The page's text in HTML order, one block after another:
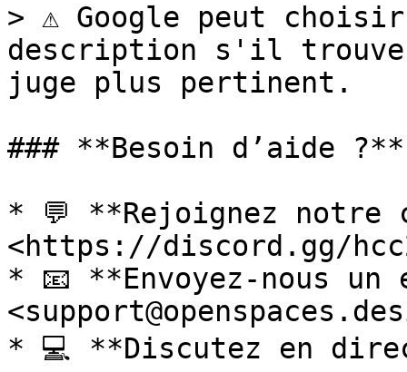
> ⚠️ Google peut
description s'il
juge plus pertinent.
### **Besoin d’aide ?**
* 💬 **Rejoignez notre
<https://discord.gg/
* 📧 **Envoyez-nous
* 💻 **Discutez en